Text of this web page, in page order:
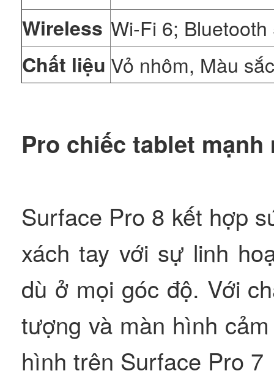
Wireless Wi-Fi 6; Bluetooth
Chất liệu Vỏ nhôm, Màu
Pro chiếc tablet mạnh
Surface Pro 8 kết hợp
xách tay với sự linh
dù ở mọi góc độ. Với
tượng và màn hình
hình trên Surface Pro 7